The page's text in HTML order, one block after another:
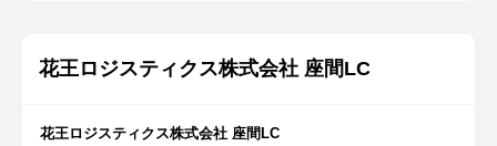
花王ロジスティクス株式会社 座間LC
花王ロジスティクス株式会社 座間LC